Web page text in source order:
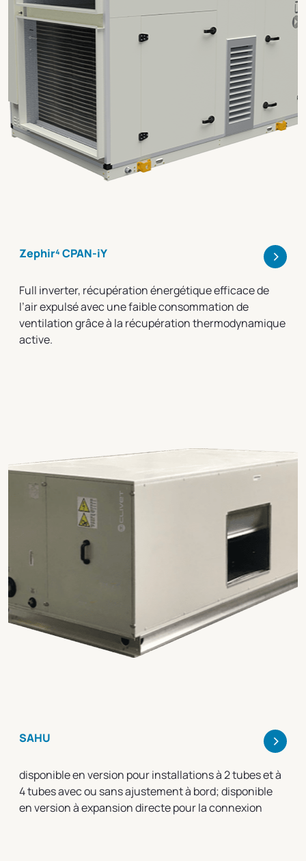
Zephir⁴ CPAN-iY >
Full inverter, récupération énergétique efficace de
l’air expulsé avec une faible consommation de
ventilation grâce à la récupération thermodynamique
active.
SAHU >
disponible en version pour installations à 2 tubes et à
4 tubes avec ou sans ajustement à bord; disponible
en version à expansion directe pour la connexion